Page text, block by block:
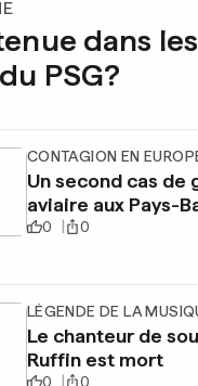
dans les
PSG?
CONTAGION EN
Un second cas de
aviaire aux Pays-
0 0
LÉGENDE DE LA
Le chanteur de
Ruffin est mort
0 0